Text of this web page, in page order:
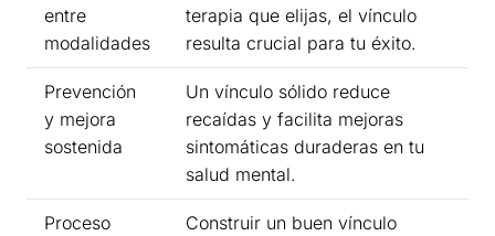
entre
modalidades
terapia que elijas, el vínculo
resulta crucial para tu éxito.
Prevención
y mejora
sostenida
Un vínculo sólido reduce
recaídas y facilita mejoras
sintomáticas duraderas en tu
salud mental.
Proceso
Construir un buen vínculo